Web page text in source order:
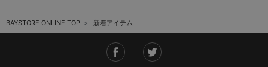
BAYSTORE ONLINE TOP 新着アイテム